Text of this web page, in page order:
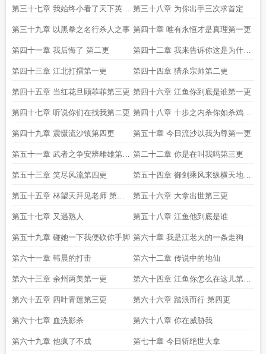
更
第三十七章 我始终小看了天下英雄
求首定
第三十八章 为你出手三次求首定
第三十九章 以黑拳之名行杀人之事 第四十章 唯有永恒才是真理第一更
第四十一章 我后悔了 第二更 第四十二章 我来告诉你这是为什么
第三更
第四十三章 江北打擂第一更 第四十四章 猎杀宗师第二更
第四十五章 当红花旦顾菲菲第三更 第四十六章 江鱼你到底是谁第一更
第四十七章 听说你们在找我第二更 第四十八章 十步之内杀你如杀鸡狗
第三更
第四十九章 震慑流沙镇第四更 第五十章 今日流沙以我为尊第一更
第五十一章 武者之争安辨雌雄第二
更
第二十二章 你是在叫我吗第三更
第五十三章 笑尽风流第四更 第五十四章 御剑乘风来纵横天地间
第一更
第五十五章 林望天拜见老师 第二
更
第五十六章 大拿出世第三更
第五十七章 又遇熟人 第五十八章 江鱼他到底是谁
第五十九章 碰她一下我便砍你手脚 第六十章 我是江老大的一条走狗
第六十一章 韩晨的打击 第六十二章 传说中的地仙
第六十三章 余州两美第一更 第六十四章 江鱼你怎么在这儿第二
更
第六十五章 四叶青莲第三更 第六十六章 踏浪而行 第四更
第六十七章 血洗影杀 第六十八章 你在威胁我
第六十九章 他疯了不成 第七十章 今日斩绝世大拿